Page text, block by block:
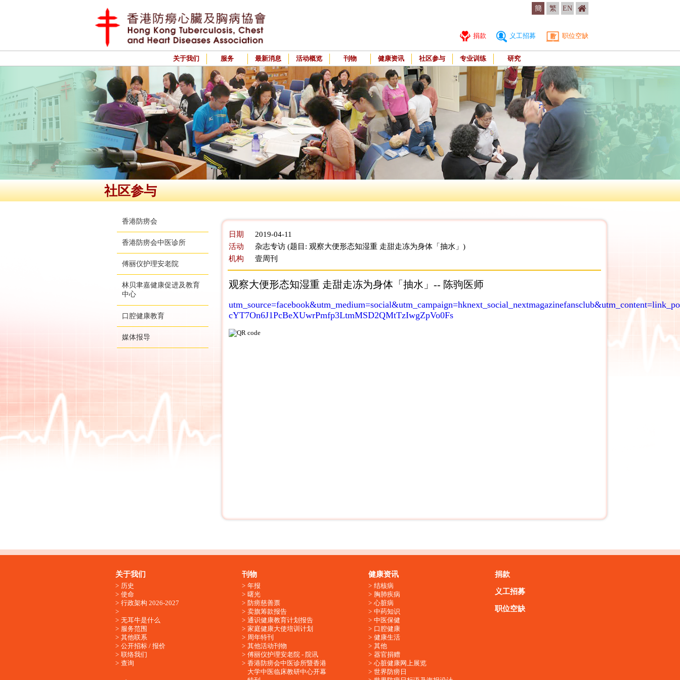
簡 繁 EN
捐款 义工招募 职位空缺
关于我们 服务 最新消息 活动概览 刊物 健康资讯 社区参与 专业训练 研究
社区参与
香港防痨会
香港防痨会中医诊所
傅丽仪护理安老院
林贝聿嘉健康促进及教育
中心
口腔健康教育
媒体报导
日期
2019-04-11
活动
杂志专访 (题目: 观察大便形态知湿重 走甜走冻为身体「抽水」)
机构
壹周刊
观察大便形态知湿重 走甜走冻为身体「抽水」-- 陈驹医师
cYT7On6J1PcBeXUwrPmfp3LtmMSD2QMtTzIwgZpVo0Fs
关于我们
历史
使命
行政架构 2026-2027
无耳牛是什么
服务范围
其他联系
公开招标 / 报价
联络我们
查询
刊物
年报
曙光
防痨慈善票
卖旗筹款报告
通识健康教育计划报告
家庭健康大使培训计划
周年特刊
其他活动刊物
傅丽仪护理安老院 - 院讯
香港防痨会中医诊所暨香港
大学中医临床教研中心开幕
健康资讯
结核病
胸肺疾病
心脏病
中药知识
中医保健
口腔健康
健康生活
其他
器官捐赠
心脏健康网上展览
世界防痨日
捐款
义工招募
职位空缺